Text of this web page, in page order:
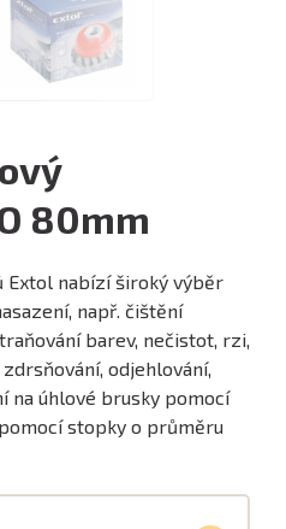
80mm
Extol nabízí široký výběr
např. čištění
barev, nečistot, rzi,
odjehlování,
na úhlové brusky pomocí
stopky o průměru